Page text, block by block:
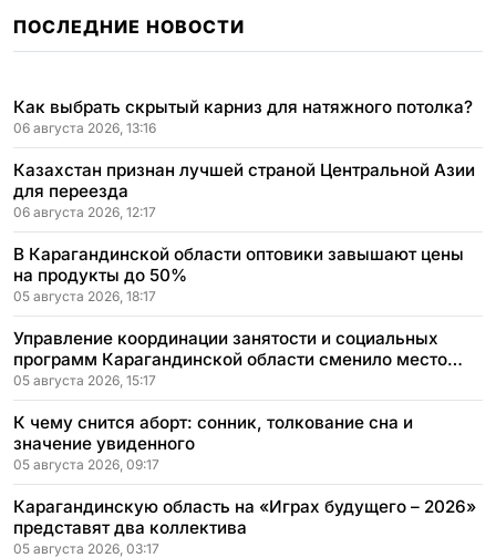
ПОСЛЕДНИЕ НОВОСТИ
Как выбрать скрытый карниз для натяжного потолка?
06 августа 2026, 13:16
Казахстан признан лучшей страной Центральной Азии
для переезда
06 августа 2026, 12:17
В Карагандинской области оптовики завышают цены
на продукты до 50%
05 августа 2026, 18:17
Управление координации занятости и социальных
программ Карагандинской области сменило место
расположения
05 августа 2026, 15:17
К чему снится аборт: сонник, толкование сна и
значение увиденного
05 августа 2026, 09:17
Карагандинскую область на «Играх будущего – 2026»
представят два коллектива
05 августа 2026, 03:17